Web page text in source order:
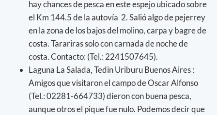
hay chances de pesca en este espejo ubicado sobre
el Km 144.5 de la autovía 2. Salió algo de pejerrey
en la zona de los bajos del molino, carpa y bagre de
costa. Tarariras solo con carnada de noche de
costa. Contacto: (Tel.: 2241507645).
Laguna La Salada, Tedin Uriburu Buenos Aires :
Amigos que visitaron el campo de Oscar Alfonso
(Tel.: 02281-664733) dieron con buena pesca,
aunque otros el pique fue nulo. Podemos decir que